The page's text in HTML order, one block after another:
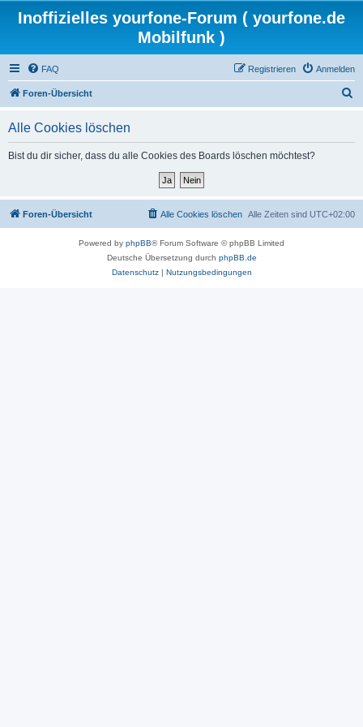
Inoffizielles yourfone-Forum ( yourfone.de
Mobilfunk )
FAQ Anmelden
Registrieren
Foren-Übersicht
Alle Cookies löschen
Bist du dir sicher, dass du alle Cookies des Boards löschen möchtest?
Foren-Übersicht Alle Zeiten sind UTC+02:00
Alle Cookies löschen
Powered by phpBB® Forum Software © phpBB Limited
Deutsche Übersetzung durch phpBB.de
Datenschutz| Nutzungsbedingungen